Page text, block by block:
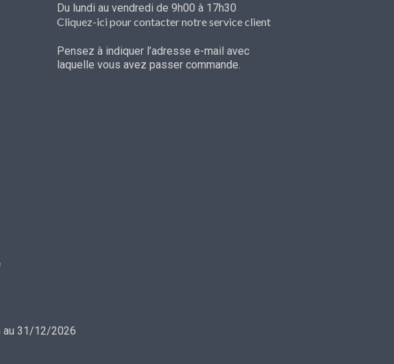
Du lundi au vendredi de 9h00 à 17h30
Cliquez-ici pour contacter notre service client
Pensez à indiquer l’adresse e-mail avec
laquelle vous avez passer commande.
au 31/12/2026